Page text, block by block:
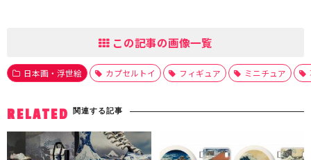
この記事の画像一覧
日本画・浮世絵 カプセルトイ フィギュア ミニチュア
RELATED 関連する記事